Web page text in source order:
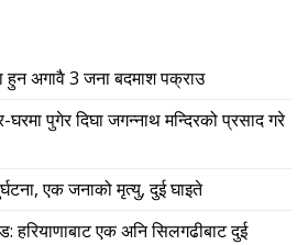
हुन अगावै 3 जना बदमाश पक्राउ
पुगेर दिघा जगन्नाथ मन्दिरको प्रसाद गरे
एक जनाको मृत्यु, दुई घाइते
हरियाणाबाट एक अनि सिलगढीबाट दुई